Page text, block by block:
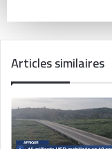
Articles similaires